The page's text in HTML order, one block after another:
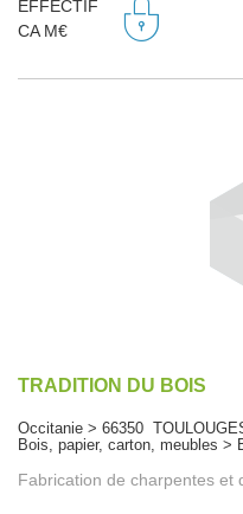
EFFECTIF
CA M€
TRADITION DU BOIS
Occitanie > 66350
Bois, papier, carton, meubles >
Fabrication de charpentes et